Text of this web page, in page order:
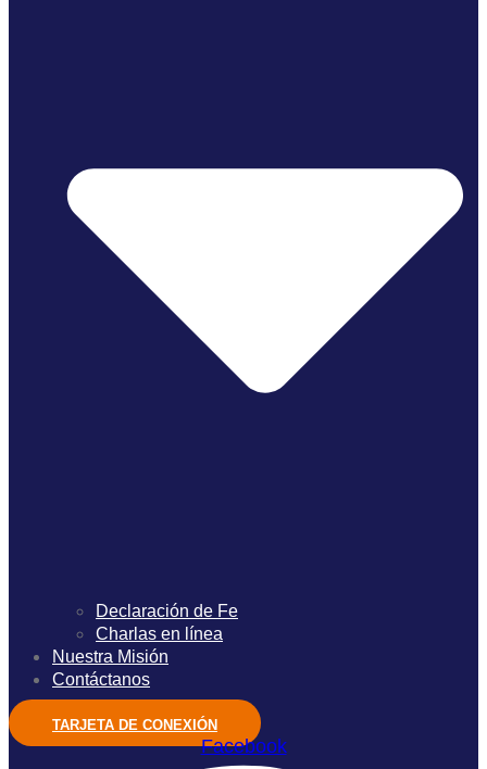
Declaración de Fe
Charlas en línea
Nuestra Misión
Contáctanos
TARJETA DE CONEXIÓN
Facebook